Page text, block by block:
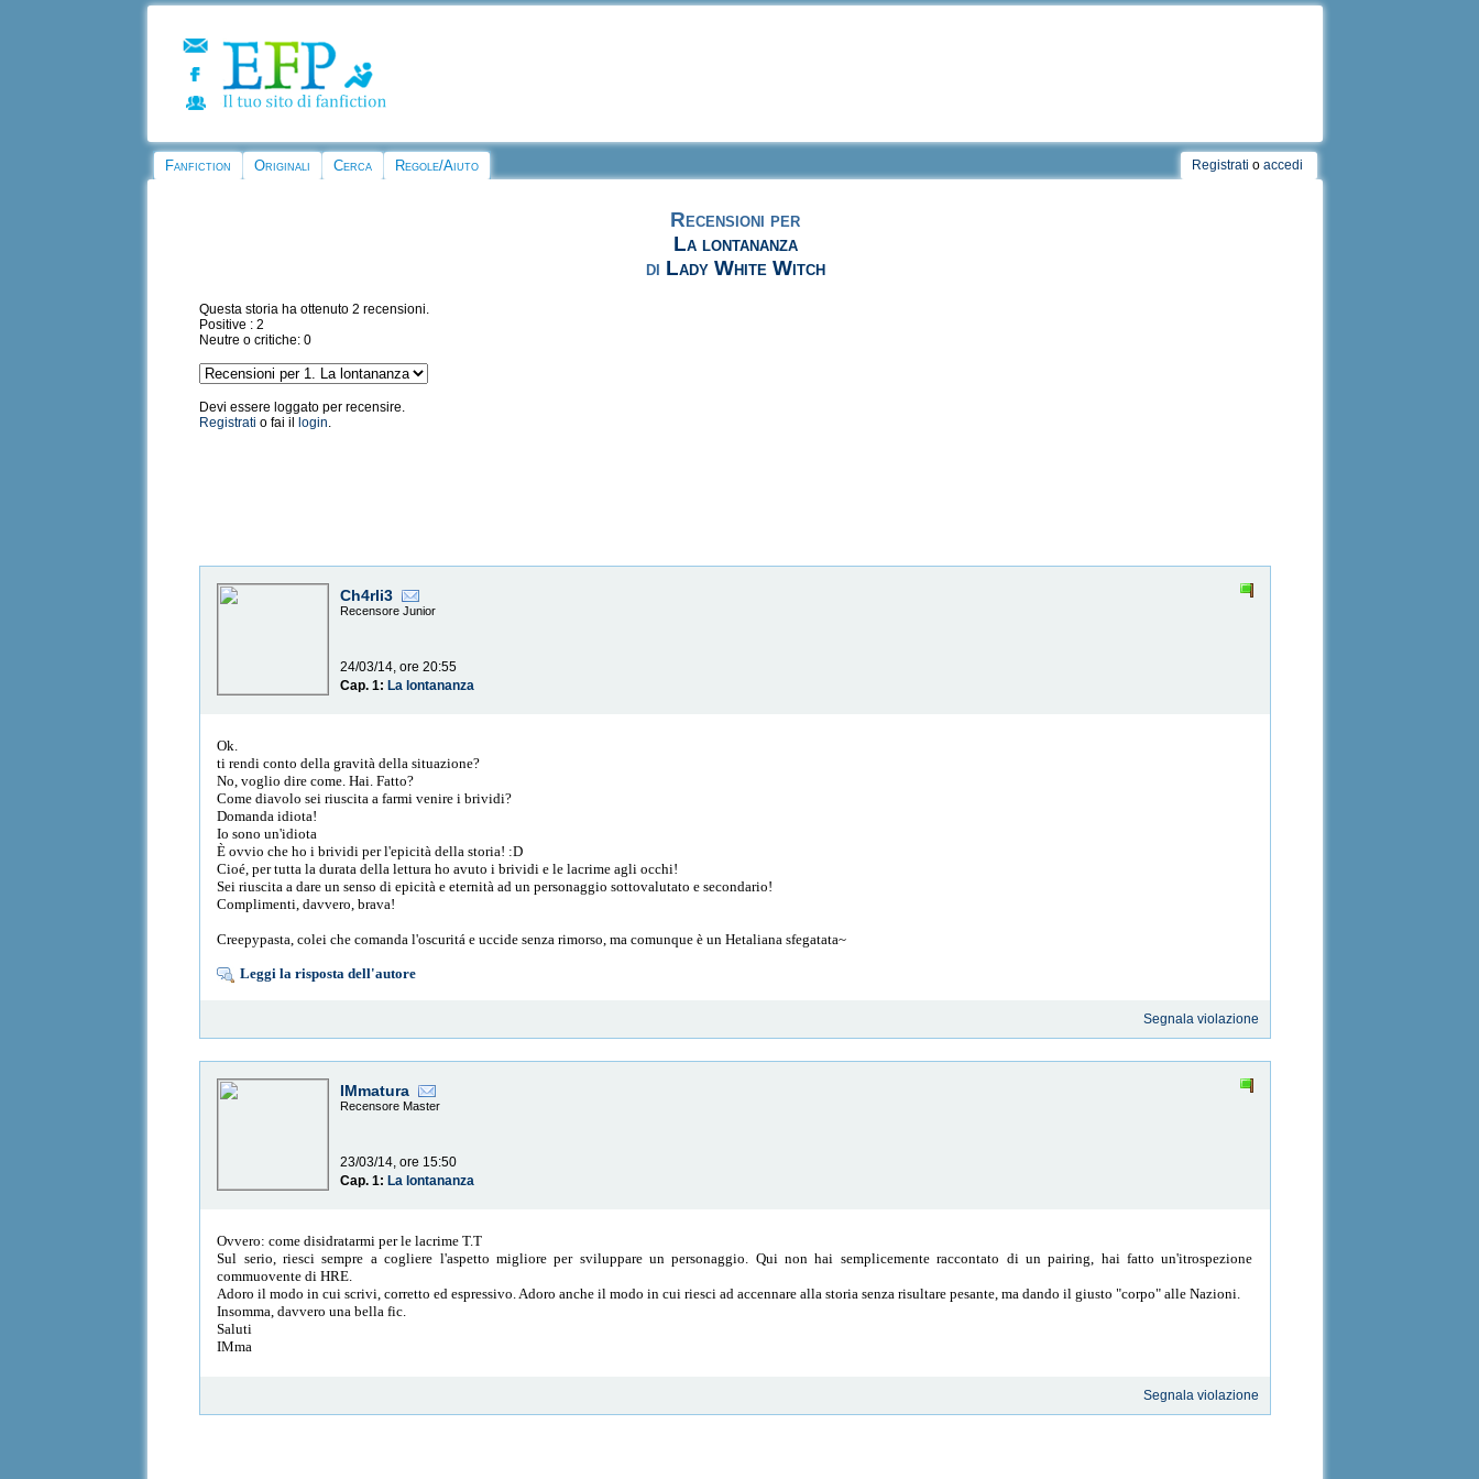
Fanfiction Originali Cerca Regole/Aiuto Registrati o accedi
Recensioni per
La lontananza
di Lady White Witch
Questa storia ha ottenuto 2 recensioni.
Positive : 2
Neutre o critiche: 0
Devi essere loggato per recensire.
Registrati o fai il login.
Ch4rli3
Recensore Junior
24/03/14, ore 20:55
Cap. 1: La lontananza
Ok.
ti rendi conto della gravità della situazione?
No, voglio dire come. Hai. Fatto?
Come diavolo sei riuscita a farmi venire i brividi?
Domanda idiota!
Io sono un'idiota
È ovvio che ho i brividi per l'epicità della storia! :D
Cioé, per tutta la durata della lettura ho avuto i brividi e le lacrime agli occhi!
Sei riuscita a dare un senso di epicità e eternità ad un personaggio sottovalutato e secondario!
Complimenti, davvero, brava!
Creepypasta, colei che comanda l'oscuritá e uccide senza rimorso, ma comunque è un Hetaliana sfegatata~
Leggi la risposta dell'autore
Segnala violazione
IMmatura
Recensore Master
23/03/14, ore 15:50
Cap. 1: La lontananza
Ovvero: come disidratarmi per le lacrime T.T
Sul serio, riesci sempre a cogliere l'aspetto migliore per sviluppare un personaggio. Qui non hai semplicemente raccontato di un pairing, hai fatto un'itrospezione
commuovente di HRE.
Adoro il modo in cui scrivi, corretto ed espressivo. Adoro anche il modo in cui riesci ad accennare alla storia senza risultare pesante, ma dando il giusto "corpo" alle Nazioni.
Insomma, davvero una bella fic.
Saluti
IMma
Segnala violazione